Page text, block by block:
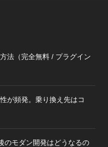
法（完全無料 / プラグイン
が頻発。乗り換え先はコ
のモダン開発はどうなるの